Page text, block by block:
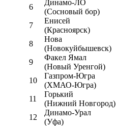
6
Динамо-ЛО
(Сосновый бор)
7
Енисей
(Красноярск)
8
Нова
(Новокуйбышевск)
9
Факел Ямал
(Новый Уренгой)
10
Газпром-Югра
(ХМАО-Югра)
11
Горький
(Нижний Новгород)
12
Динамо-Урал
(Уфа)